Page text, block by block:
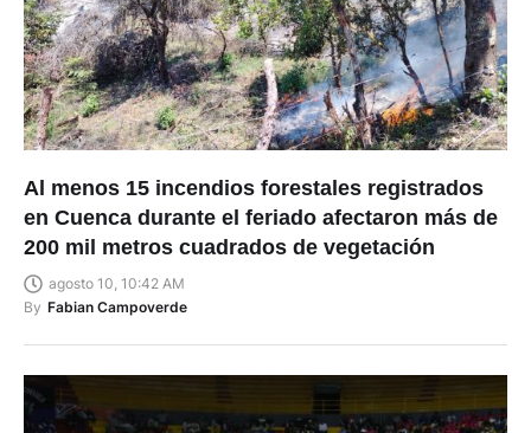
Al menos 15 incendios forestales registrados
en Cuenca durante el feriado afectaron más de
200 mil metros cuadrados de vegetación
agosto 10, 10:42 AM
By Fabian Campoverde